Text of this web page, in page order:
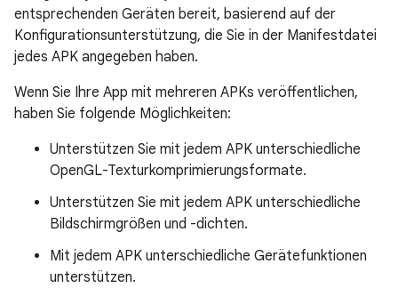
entsprechenden Geräten bereit, basierend auf der
Konfigurationsunterstützung, die Sie in der Manifestdatei
jedes APK angegeben haben.
Wenn Sie Ihre App mit mehreren APKs veröffentlichen,
haben Sie folgende Möglichkeiten:
Unterstützen Sie mit jedem APK unterschiedliche
OpenGL-Texturkomprimierungsformate.
Unterstützen Sie mit jedem APK unterschiedliche
Bildschirmgrößen und -dichten.
Mit jedem APK unterschiedliche Gerätefunktionen
unterstützen.